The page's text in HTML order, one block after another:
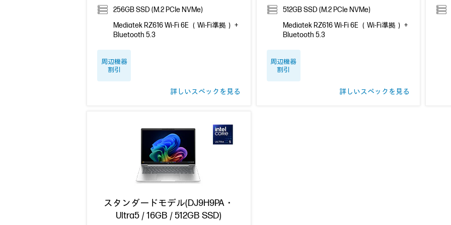
256GB SSD (M.2 PCIe NVMe)
Mediatek RZ616 Wi-Fi 6E （Wi-Fi準拠） +
Bluetooth 5.3
周辺機器
割引
詳しいスペックを見る
512GB SSD (M.2 PCIe NVMe)
Mediatek RZ616 Wi-Fi 6E （Wi-Fi準拠） +
Bluetooth 5.3
周辺機器
割引
詳しいスペックを見る
スタンダードモデル(DJ9H9PA・
Ultra5 / 16GB / 512GB SSD)